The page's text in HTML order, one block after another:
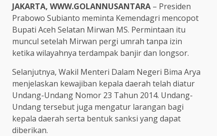
JAKARTA, WWW.GOLANNUSANTARA – Presiden
Prabowo Subianto meminta Kemendagri mencopot
Bupati Aceh Selatan Mirwan MS. Permintaan itu
muncul setelah Mirwan pergi umrah tanpa izin
ketika wilayahnya terdampak banjir dan longsor.
Selanjutnya, Wakil Menteri Dalam Negeri Bima Arya
menjelaskan kewajiban kepala daerah telah diatur
Undang-Undang Nomor 23 Tahun 2014. Undang-
Undang tersebut juga mengatur larangan bagi
kepala daerah serta bentuk sanksi yang dapat
diberikan.